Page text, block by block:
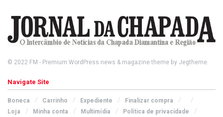
© 2022 FM - Premium WordPress news & magazine theme by Jegtheme.
Navigate Site
Boneca Carrinho Expediente
Finalizar compra
Loja
Minha conta Multimídia
Política de privacidade